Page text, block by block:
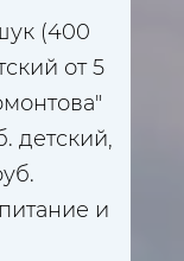
(400
от 5
детский,
и